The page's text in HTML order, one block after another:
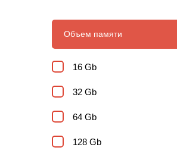
S Cross
SX4
Vitara
Wagon-R
Объем памяти
16 Gb
32 Gb
64 Gb
128 Gb